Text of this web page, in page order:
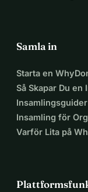
Samla in
Starta en
Så Skapar Du en
Insamlingsguider
Insamling för
Varför Lita på